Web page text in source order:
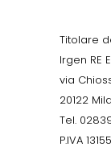
Titolare
Irgen RE
via
20122
Tel.
P.IVA